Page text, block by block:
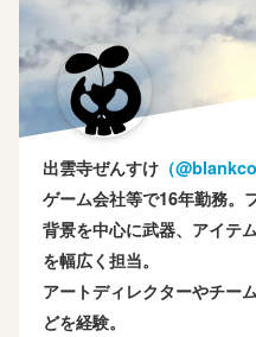
出雲寺ぜんすけ （‎
ゲーム会社等で16年勤務。
背景を中心に武器、アイテ
を幅広く担当。
アートディレクターやチー
どを経験。